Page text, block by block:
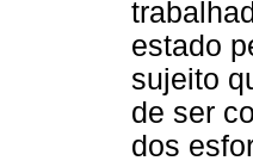
estado
sujeito
de ser
dos